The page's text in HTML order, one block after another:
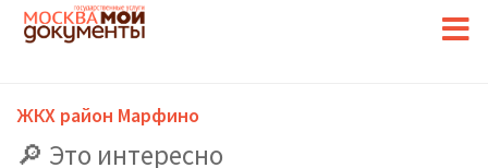
ЖКХ район Марфино
Это интересно